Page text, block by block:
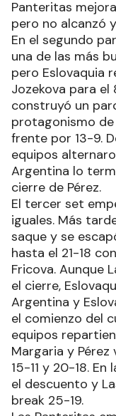
Panteritas
pero no alcanzó
En el segundo
una de las más
pero Eslovaquia
Jozekova para
construyó un
protagonismo de
frente por 13-9.
equipos
Argentina lo
cierre de Pérez.
El tercer set
iguales. Más
saque y se
hasta el 21-18
Fricova. Aunque
el cierre,
Argentina y
el comienzo del
equipos
Margaria y
15-11 y 20-18.
el descuento y
break 25-19.